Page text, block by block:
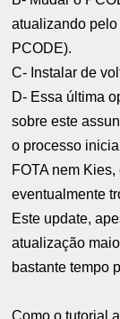
atualizando
PCODE).
C- Instalar de
D- Essa última
sobre este
o processo
FOTA nem
eventualmente
Este update,
atualização
bastante tempo
Como o tutorial